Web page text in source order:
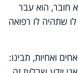
חובר, הוא עבר
שתהיה לו רפואה
ואחיות, תבינו: